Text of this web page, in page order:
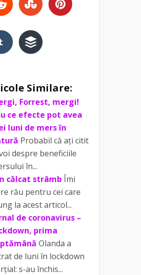
Similare:
Forrest, mergi!
ce efecte pot avea
luni de mers în
Probabil că ați citit
despre beneficiile
în...
călcat strâmb Îmi
rău pentru cei care
la acest articol...
de coronavirus –
prima
Olanda a
de luni în lockdown
s-au închis...